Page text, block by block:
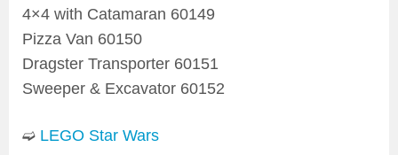
4×4 with Catamaran 60149
Pizza Van 60150
Dragster Transporter 60151
Sweeper & Excavator 60152
➫ LEGO Star Wars